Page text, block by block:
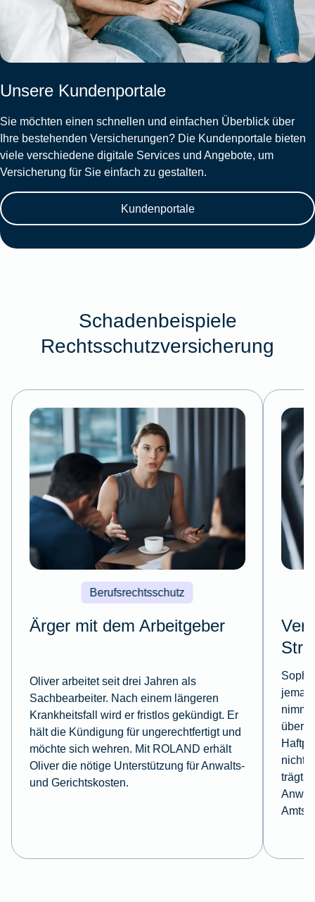
Unsere Kundenportale
Sie möchten einen schnellen und einfachen Überblick über
Ihre bestehenden Versicherungen? Die Kundenportale bieten
viele verschiedene digitale Services und Angebote, um
Versicherung für Sie einfach zu gestalten.
Kundenportale
Schadenbeispiele
Rechtsschutzversicherung
Berufsrechtsschutz
Ärger mit dem Arbeitgeber
Oliver arbeitet seit drei Jahren als
Sachbearbeiter. Nach einem längeren
Krankheitsfall wird er fristlos gekündigt. Er
hält die Kündigung für ungerechtfertigt und
möchte sich wehren. Mit ROLAND erhält
Oliver die nötige Unterstützung für Anwalts-
und Gerichtskosten.
über
nicht
trägt